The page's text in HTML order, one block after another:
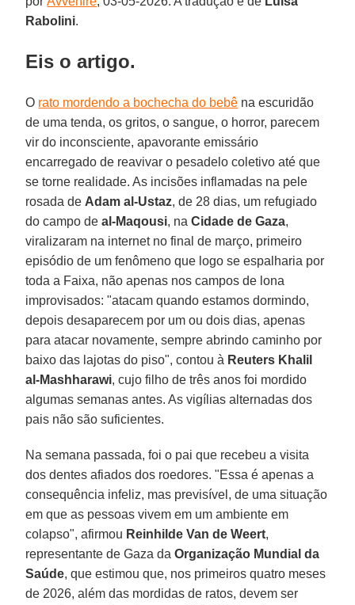
Rabolini.
Eis o artigo.
O rato mordendo a bochecha do bebê na escuridão
de uma tenda, os gritos, o sangue, o horror, parecem
vir do inconsciente, apavorante emissário
encarregado de reavivar o pesadelo coletivo até que
se torne realidade. As incisões inflamadas na pele
rosada de Adam al-Ustaz, de 28 dias, um refugiado
do campo deal-Maqousi, naCidade de Gaza,
viralizaram na internet no final de março, primeiro
episódio de um fenômeno que logo se espalharia por
toda a Faixa, não apenas nos campos de lona
improvisados: "atacam quando estamos dormindo,
depois desaparecem por um ou dois dias, apenas
para atacar novamente, sempre abrindo caminho por
baixo das lajotas do piso", contou à Reuters Khalil
al-Mashharawi, cujo filho de três anos foi mordido
algumas semanas antes. As vigílias alternadas dos
pais não são suficientes.
Na semana passada, foi o pai que recebeu a visita
dos dentes afiados dos roedores. "Essa é apenas a
consequência infeliz, mas previsível, de uma situação
em que as pessoas vivem em um ambiente em
colapso", afirmou Reinhilde Van de Weert,
representante de Gaza daOrganização Mundial da
Saúde, que estimou que, nos primeiros quatro meses
de 2026, além das mordidas de ratos, devem ser